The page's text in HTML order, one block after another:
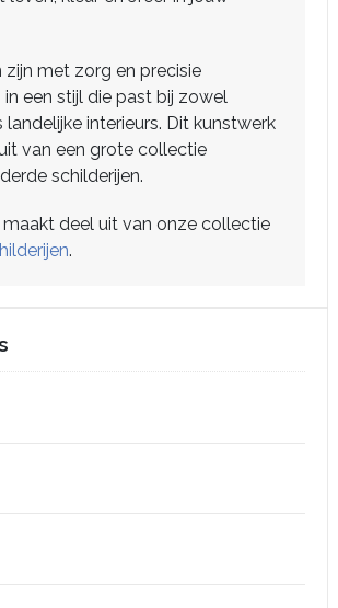
zijn met zorg en precisie
een stijl die past bij zowel
landelijke interieurs. Dit kunstwerk
van een grote collectie
schilderijen.
maakt deel uit van onze collectie
.